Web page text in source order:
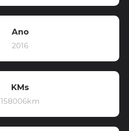
Ano
2016
KMs
158006km